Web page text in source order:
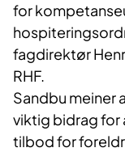
for
fagdirektør
RHF.
Sandbu meiner
viktig bidrag for
tilbod for